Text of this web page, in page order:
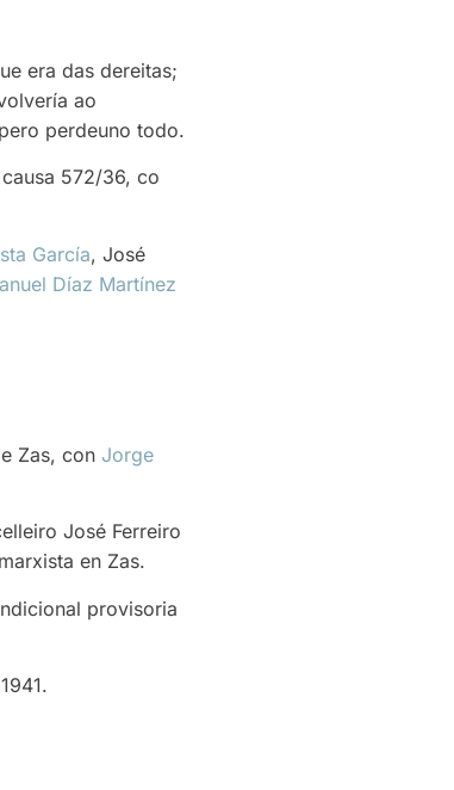
era das dereitas;
ao
perdeuno todo.
572/36, co
García, José
Díaz Martínez
Zas, con Jorge
José Ferreiro
en Zas.
provisoria